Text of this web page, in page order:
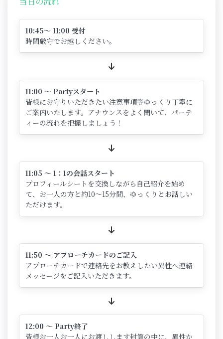
10:45～ 11:00 受付
時間厳守でお越しください。
11:00 ～ Partyスタート
皆様にお守りいただきたい注意事項等ゆっくり丁寧に
ご案内いたします。アナウンスをよく聞いて、パーテ
ィーの流れを把握しましょう！
11:05 ～ 1：1の会話スタート
プロフィールシートを交換しながら自己紹介を始め
て、お一人の方と約10～15分間、ゆっくりとお話しい
ただけます。
11:50 ～ アプローチカードのご記入
アプローチカードで連絡先をお教えしたい異性へ連絡
メッセージをご記入いただきます。
12:00 ～ Party終了
皆様お一人お一人にお渡しします封筒の中に、異性か